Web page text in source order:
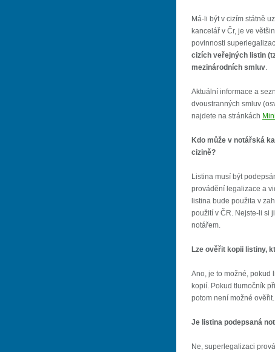
Má-li být v cizím státně
kancelář v Čr, je ve
povinnosti
cizích veřejných listin
mezinárodních smluv.
Aktuální informace a
dvoustranných smluv
najdete na stránkách
Kdo může v notářská
cizině?
Listina musí být
provádění legalizace a
listina bude použita v
použití v ČR. Nejste-li si
notářem.
Lze ověřit kopii listiny,
Ano, je to možné, pokud
kopií. Pokud tlumočník
potom není možné ověřit.
Je listina podepsaná
Ne, superlegalizaci